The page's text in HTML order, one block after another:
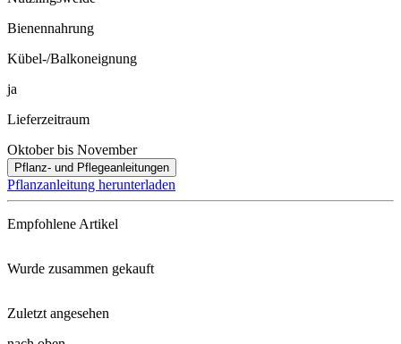
Bienennahrung
Kübel-/Balkoneignung
ja
Lieferzeitraum
Oktober bis November
Pflanz- und Pflegeanleitungen
Pflanzanleitung herunterladen
Empfohlene Artikel
Wurde zusammen gekauft
Zuletzt angesehen